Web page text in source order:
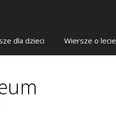
dla dzieci Wiersze o lecie